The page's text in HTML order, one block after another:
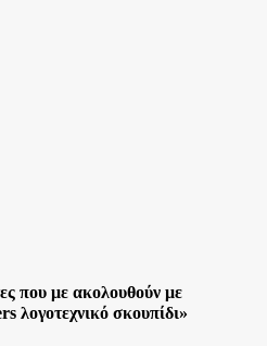
που με ακολουθούν με
λογοτεχνικό σκουπίδι»